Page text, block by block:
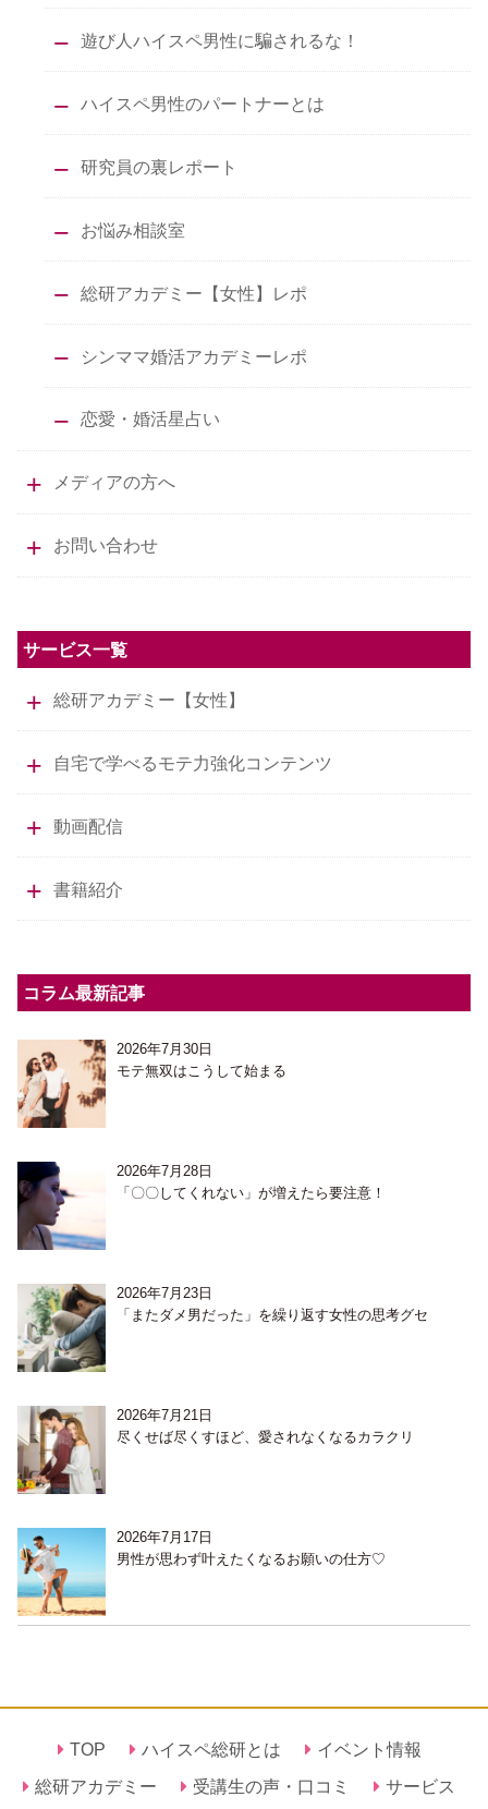
遊び人ハイスペ男性に騙されるな！
ハイスペ男性のパートナーとは
研究員の裏レポート
お悩み相談室
総研アカデミー【女性】レポ
シンママ婚活アカデミーレポ
恋愛・婚活星占い
メディアの方へ
お問い合わせ
サービス一覧
総研アカデミー【女性】
自宅で学べるモテ力強化コンテンツ
動画配信
書籍紹介
コラム最新記事
2026年7月30日
モテ無双はこうして始まる
2026年7月28日
「〇〇してくれない」が増えたら要注意！
2026年7月23日
「またダメ男だった」を繰り返す女性の思考グセ
2026年7月21日
尽くせば尽くすほど、愛されなくなるカラクリ
2026年7月17日
男性が思わず叶えたくなるお願いの仕方♡
TOP ハイスペ総研とは
イベント情報
総研アカデミー
受講生の声・口コミ サービス